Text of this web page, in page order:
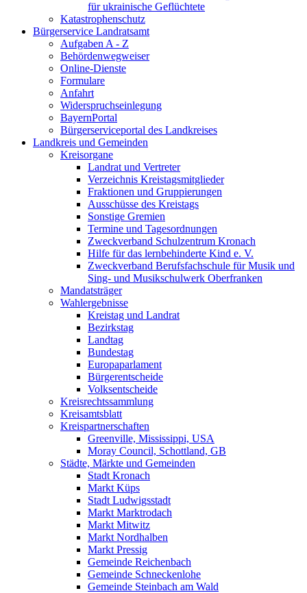
für ukrainische Geflüchtete
Katastrophenschutz
Bürgerservice Landratsamt
Aufgaben A - Z
Behördenwegweiser
Online-Dienste
Formulare
Anfahrt
Widerspruchseinlegung
BayernPortal
Bürgerserviceportal des Landkreises
Landkreis und Gemeinden
Kreisorgane
Landrat und Vertreter
Verzeichnis Kreistagsmitglieder
Fraktionen und Gruppierungen
Ausschüsse des Kreistags
Sonstige Gremien
Termine und Tagesordnungen
Zweckverband Schulzentrum Kronach
Hilfe für das lernbehinderte Kind e. V.
Zweckverband Berufsfachschule für Musik und
Sing- und Musikschulwerk Oberfranken
Mandatsträger
Wahlergebnisse
Kreistag und Landrat
Bezirkstag
Landtag
Bundestag
Europaparlament
Bürgerentscheide
Volksentscheide
Kreisrechtssammlung
Kreisamtsblatt
Kreispartnerschaften
Greenville, Mississippi, USA
Moray Council, Schottland, GB
Städte, Märkte und Gemeinden
Stadt Kronach
Markt Küps
Stadt Ludwigsstadt
Markt Marktrodach
Markt Mitwitz
Markt Nordhalben
Markt Pressig
Gemeinde Reichenbach
Gemeinde Schneckenlohe
Gemeinde Steinbach am Wald